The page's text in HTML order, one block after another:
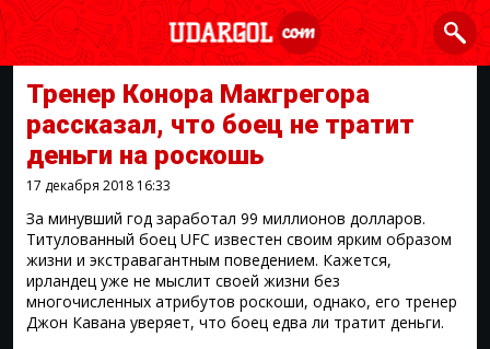
Тренер Конора Макгрегора
рассказал, что боец не тратит
деньги на роскошь
17 декабря 2018 16:33
За минувший год заработал 99 миллионов долларов.
Титулованный боец UFC известен своим ярким образом
жизни и экстравагантным поведением. Кажется,
ирландец уже не мыслит своей жизни без
многочисленных атрибутов роскоши, однако, его тренер
Джон Кавана уверяет, что боец едва ли тратит деньги.